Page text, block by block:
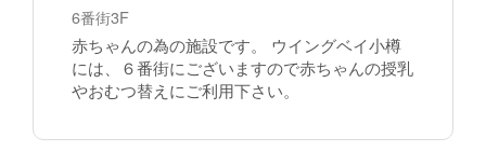
6番街3F
赤ちゃんの為の施設です。 ウイングベイ小樽
には、６番街にございますので赤ちゃんの授乳
やおむつ替えにご利用下さい。